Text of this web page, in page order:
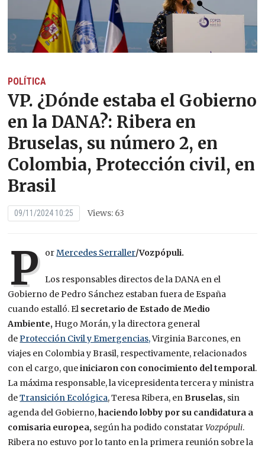
POLÍTICA
VP. ¿Dónde estaba el Gobierno
en la DANA?: Ribera en
Bruselas, su número 2, en
Colombia, Protección civil, en
Brasil
09/11/2024 10:25 Views: 63
P orMercedes Serraller/Vozpópuli.
Los responsables directos de la DANA en el
Gobierno de Pedro Sánchez estaban fuera de España
cuando estalló. El secretario de Estado de Medio
Ambiente, Hugo Morán, y la directora general
deProtección Civil y Emergencias,Virginia Barcones, en
viajes en Colombia y Brasil, respectivamente, relacionados
con el cargo, queiniciaron con conocimiento del temporal.
La máxima responsable, la vicepresidenta tercera y ministra
deTransición Ecológica, Teresa Ribera, enBruselas, sin
agenda del Gobierno,haciendo lobby por su candidatura a
comisaria europea, según ha podido constatarVozpópuli.
Ribera no estuvo por lo tanto en la primera reunión sobre la